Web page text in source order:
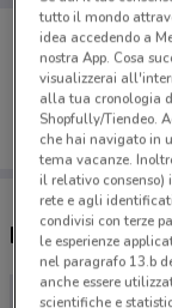
Porta
Puoi
dal
Negozi
tutto il mondo
idea accedendo a
nostra App. Cosa
visualizzerai
alla tua cronologia
Shopfully/Tiendeo.
che hai navigato in
tema vacanze.
il relativo
rete e agli
condivisi con terze
le esperienze
nel paragrafo 13.b
anche essere
scientifiche e